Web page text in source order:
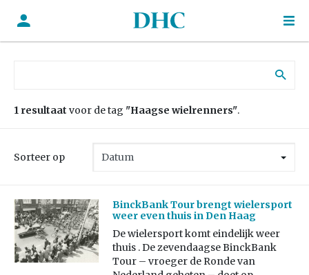
1 resultaat voor de tag "Haagse wielrenners".
Sorteer op
BinckBank Tour brengt wielersport
weer even thuis in Den Haag
De wielersport komt eindelijk weer
thuis . De zevendaagse BinckBank
Tour – vroeger de Ronde van